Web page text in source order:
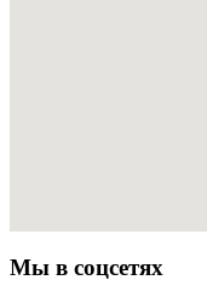
Мы в соцсетях